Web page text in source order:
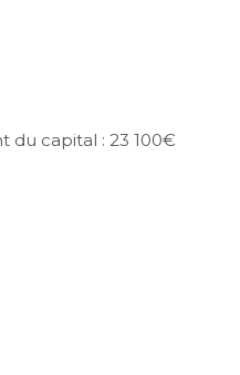
du capital : 23 100€